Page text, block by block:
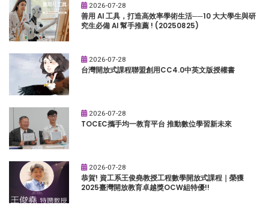
2026-07-28
善用 AI 工具，打造高效率學術生活──10 大大學生與研
究生必備 AI 幫手推薦 ! (20250825)
2026-07-28
台灣開放式課程聯盟創用CC4.0中英文版授權書
2026-07-28
TOCEC攜手均一教育平台 推動數位學習新未來
2026-07-28
恭賀! 資工系王俊堯教授工程數學開放式課程｜榮獲
2025臺灣開放教育卓越獎OCW組特優!!